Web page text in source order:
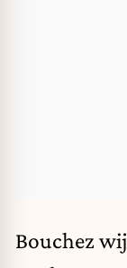
Bouchez